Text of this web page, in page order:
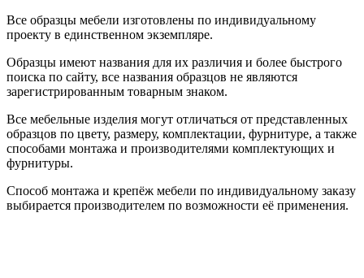
Все образцы мебели изготовлены по индивидуальному
проекту в единственном экземпляре.
Образцы имеют названия для их различия и более быстрого
поиска по сайту, все названия образцов не являются
зарегистрированным товарным знаком.
Все мебельные изделия могут отличаться от представленных
образцов по цвету, размеру, комплектации, фурнитуре, а также
способами монтажа и производителями комплектующих и
фурнитуры.
Способ монтажа и крепёж мебели по индивидуальному заказу
выбирается производителем по возможности её применения.